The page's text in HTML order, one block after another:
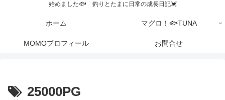
始めました🐟 釣りとたまに日常の成長日記💓
ホーム マグロ！🐟TUNA
MOMOプロフィール お問合せ
25000PG